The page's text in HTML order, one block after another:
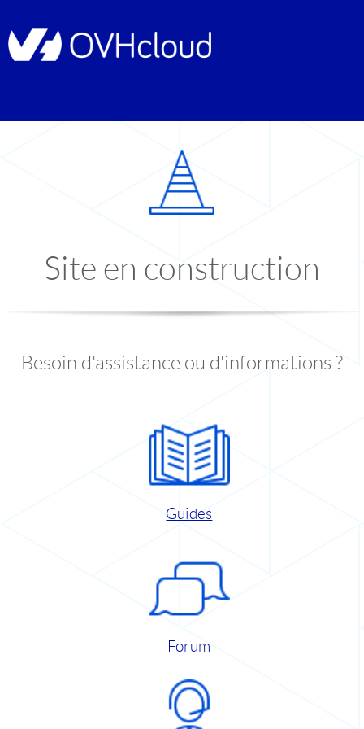
Site en construction
Besoin d'assistance ou d'informations ?
Guides
Forum